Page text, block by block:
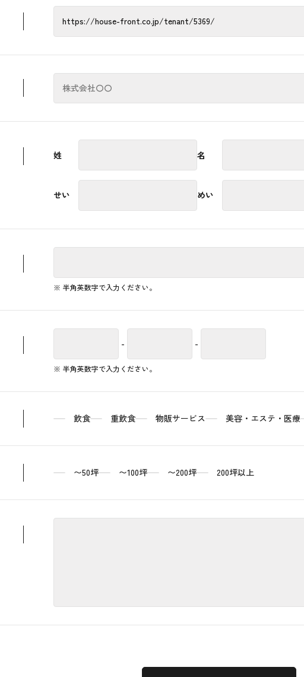
姓 名
せい めい
※ 半角英数字で入力ください。
- -
※ 半角英数字で入力ください。
飲食 重飲食 物販サービス 美容・エステ・医療
〜50坪 〜100坪 〜200坪 200坪以上